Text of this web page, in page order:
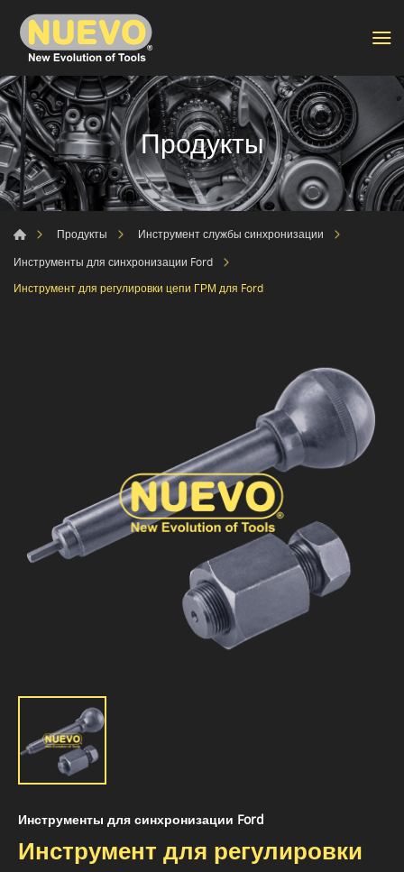
Продукты
Продукты
Инструмент службы синхронизации
Инструменты для синхронизации Ford
Инструмент для регулировки цепи ГРМ для Ford
Инструменты для синхронизации Ford
Инструмент для регулировки